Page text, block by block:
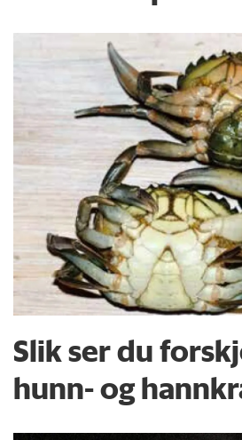
Slik ser du
hunn- og